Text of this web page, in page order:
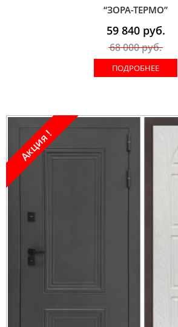
“ЗОРА-ТЕРМО”
59 840руб.
68 000руб.
ПОДРОБНЕЕ
Акция !